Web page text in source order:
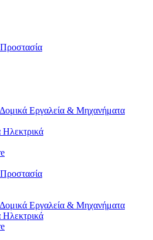
Εργαλεία & Μηχανήματα
Ηλεκτρικά
Εργαλεία & Μηχανήματα
Ηλεκτρικά